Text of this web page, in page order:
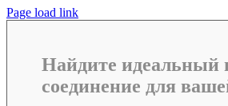
Page load link
Найдите идеальный
соединение для